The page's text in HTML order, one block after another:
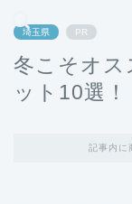
埼玉県 PR
冬こそオス
ット10選！
記事内に